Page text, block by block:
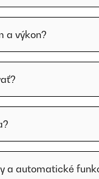
a výkon?
a automatické